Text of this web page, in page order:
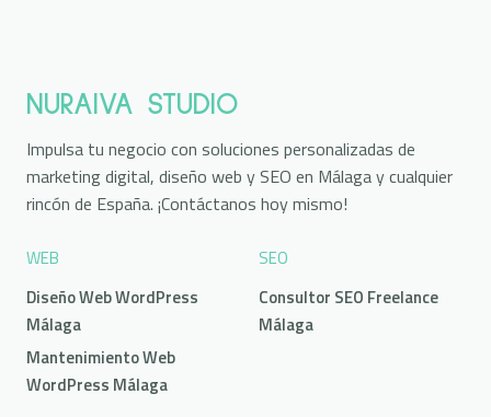
NURAIVA STUDIO
Impulsa tu negocio con soluciones personalizadas de
marketing digital, diseño web y SEO en Málaga y cualquier
rincón de España. ¡Contáctanos hoy mismo!
WEB
Diseño Web WordPress
Málaga
Mantenimiento Web
WordPress Málaga
SEO
Consultor SEO Freelance
Málaga